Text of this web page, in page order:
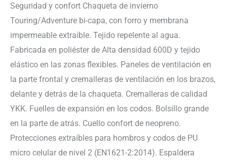
Seguridad y confort Chaqueta de invierno
Touring/Adventure bi-capa, con forro y membrana
impermeable extraíble. Tejido repelente al agua.
Fabricada en poliéster de Alta densidad 600D y tejido
elástico en las zonas flexibles. Paneles de ventilación en
la parte frontal y cremalleras de ventilación en los brazos,
delante y detrás de la chaqueta. Cremalleras de calidad
YKK. Fuelles de expansión en los codos. Bolsillo grande
en la parte de atrás. Cuello confort de neopreno.
Protecciones extraíbles para hombros y codos de PU
micro celular de nivel 2 (EN1621-2:2014). Espaldera